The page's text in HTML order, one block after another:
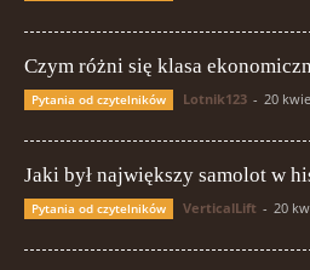
Czym różni się klasa
Pytania od czytelników Lotnik123 - 20
Jaki był największy samolot w
Pytania od czytelników VerticalLift - 20